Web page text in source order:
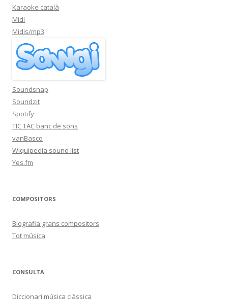
Karaoke català
Midi
Midis/mp3
Soundsnap
Soundzit
Spotify
TIC TAC banc de sons
vanBasco
Wiquipedia sound list
Yes.fm
COMPOSITORS
Biografia grans compositors
Tot música
CONSULTA
Diccionari música clàssica